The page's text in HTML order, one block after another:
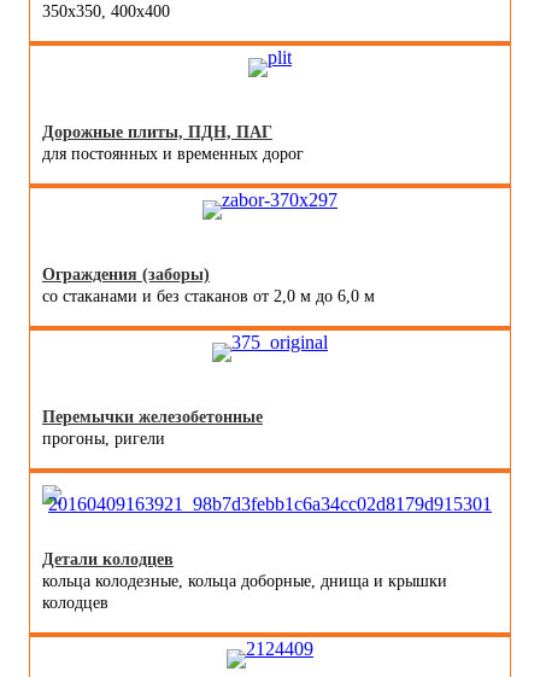
350x350, 400х400
Дорожные плиты, ПДН, ПАГ
для постоянных и временных дорог
Ограждения (заборы)
со стаканами и без стаканов от 2,0 м до 6,0 м
Перемычки железобетонные
прогоны, ригели
Детали колодцев
кольца колодезные, кольца доборные, днища и крышки
колодцев